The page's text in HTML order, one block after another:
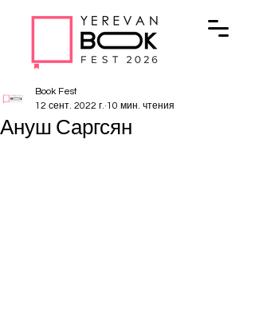
Ануш Саргсян
Book Fest
12 сент. 2022 г. 10 мин. чтения